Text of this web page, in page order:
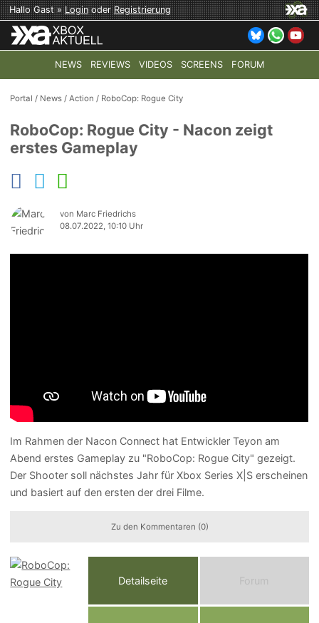
Hallo Gast »LoginoderRegistrierung
NEWS REVIEWS VIDEOS SCREENS FORUM
TOP-THEMEN: COD: MODERN WARFARE 4 HALO:
Portal / News /Action / RoboCop: Rogue City
RoboCop: Rogue City - Nacon zeigt
erstes Gameplay
von Marc Friedrichs
08.07.2022, 10:10 Uhr
Im Rahmen der Nacon Connect hat Entwickler Teyon am
Abend erstes Gameplay zu "RoboCop: Rogue City" gezeigt.
Der Shooter soll nächstes Jahr für Xbox Series X|S erscheinen
und basiert auf den ersten der drei Filme.
Zu den Kommentaren (0)
Detailseite Forum